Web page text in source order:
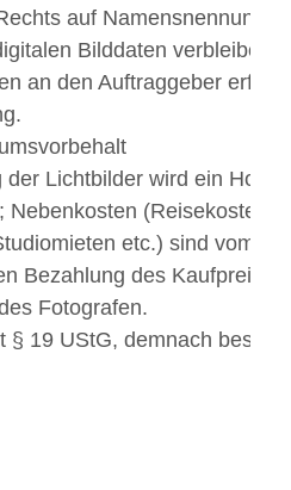
auf Namensnennung
Bilddaten verbleiben
an den Auftraggeber
Lichtbilder wird ein
Nebenkosten (Reisekosten,
etc.) sind vom
Bezahlung des
Fotografen.
§ 19 UStG, demnach